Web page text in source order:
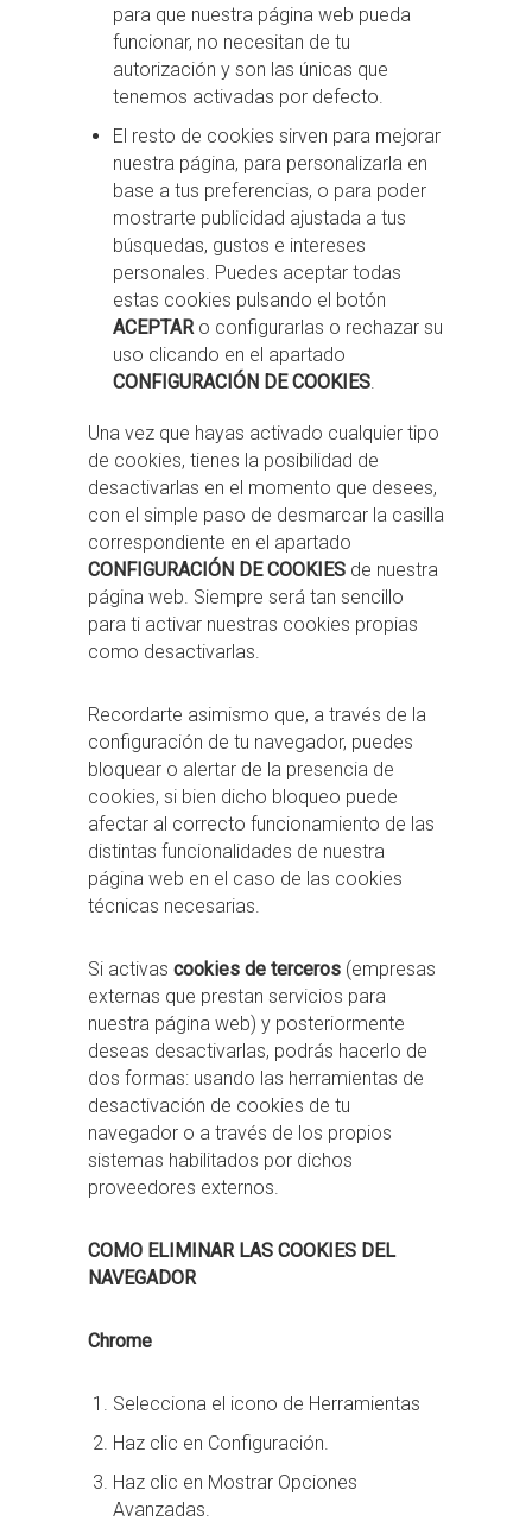
para que nuestra página web pueda
funcionar, no necesitan de tu
autorización y son las únicas que
tenemos activadas por defecto.
El resto de cookies sirven para mejorar
nuestra página, para personalizarla en
base a tus preferencias, o para poder
mostrarte publicidad ajustada a tus
búsquedas, gustos e intereses
personales. Puedes aceptar todas
estas cookies pulsando el botón
ACEPTARo configurarlas o rechazar su
uso clicando en el apartado
CONFIGURACIÓN DE COOKIES.
Una vez que hayas activado cualquier tipo
de cookies, tienes la posibilidad de
desactivarlas en el momento que desees,
con el simple paso de desmarcar la casilla
correspondiente en el apartado
CONFIGURACIÓN DE COOKIES de nuestra
página web. Siempre será tan sencillo
para ti activar nuestras cookies propias
como desactivarlas.
Recordarte asimismo que, a través de la
configuración de tu navegador, puedes
bloquear o alertar de la presencia de
cookies, si bien dicho bloqueo puede
afectar al correcto funcionamiento de las
distintas funcionalidades de nuestra
página web en el caso de las cookies
técnicas necesarias.
Si activas cookies de terceros (empresas
externas que prestan servicios para
nuestra página web) y posteriormente
deseas desactivarlas, podrás hacerlo de
dos formas: usando las herramientas de
desactivación de cookies de tu
navegador o a través de los propios
sistemas habilitados por dichos
proveedores externos.
COMO ELIMINAR LAS COOKIES DEL
NAVEGADOR
Chrome
Selecciona el icono de Herramientas
Haz clic en Configuración.
Haz clic en Mostrar Opciones
Avanzadas.